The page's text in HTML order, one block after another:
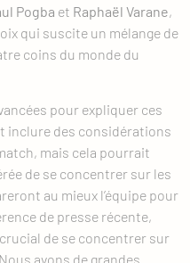
Pogba et Raphaël Varane,
qui suscite un mélange de
coins du monde du
pour expliquer ces
inclure des considérations
mais cela pourrait
de se concentrer sur les
au mieux l’équipe pour
de presse récente,
de se concentrer sur
avons de grandes